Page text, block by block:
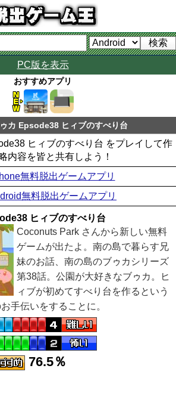
PC版を表示
おすすめアプリ
カ Epsode38 ヒィブのすべり台
ヒィブのすべり台 をプレイして作
内容を皆と共有しよう！
無料脱出ゲームアプリ
無料脱出ゲームアプリ
ヒィブのすべり台
Coconuts Park さんから新しい無料
ゲームが出たよ。南の島で暮らす兄
妹のお話、南の島のブゥカシリーズ
第38話。公園が大好きなブゥカ。ヒ
ィブが初めてすべり台を作るという
手伝いをすることに。
76.5％